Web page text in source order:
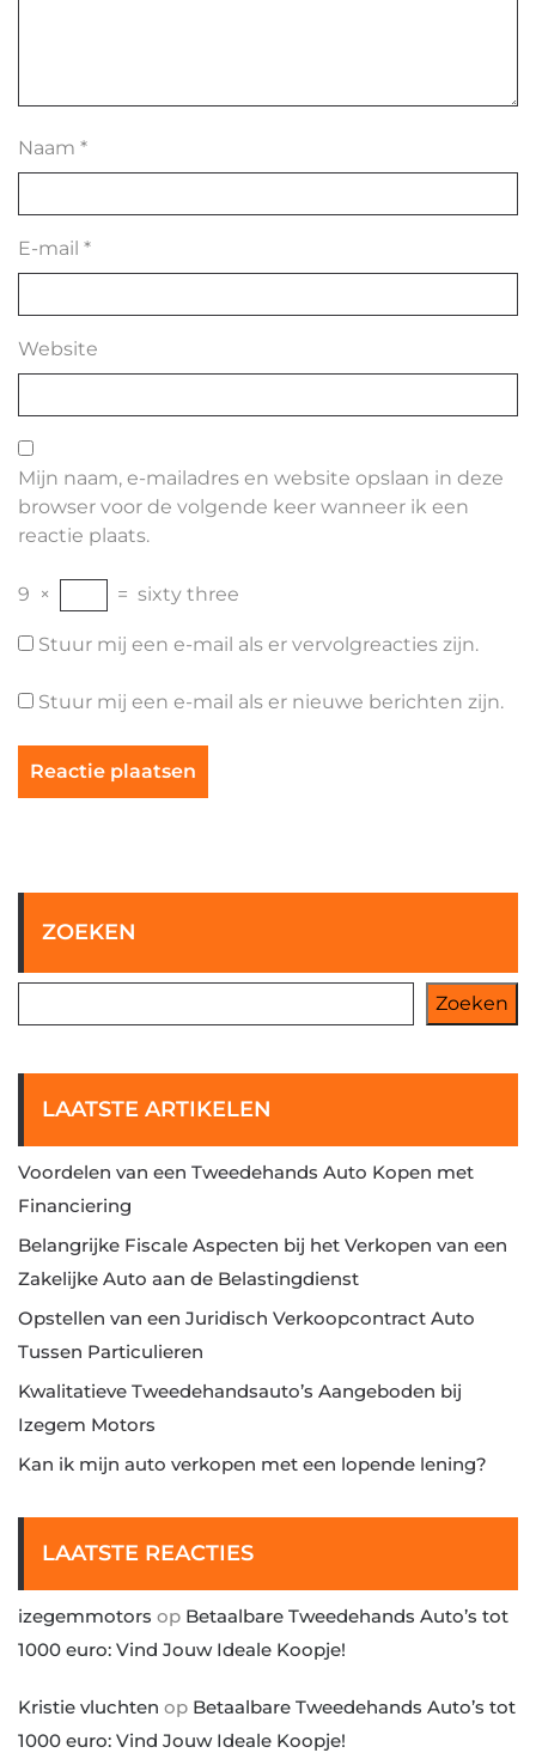
Naam *
E-mail *
Website
Mijn naam, e-mailadres en website opslaan in deze
browser voor de volgende keer wanneer ik een
reactie plaats.
9 × = sixty three
Stuur mij een e-mail als er vervolgreacties zijn.
Stuur mij een e-mail als er nieuwe berichten zijn.
ZOEKEN
Zoeken
LAATSTE ARTIKELEN
Voordelen van een Tweedehands Auto Kopen met
Financiering
Belangrijke Fiscale Aspecten bij het Verkopen van een
Zakelijke Auto aan de Belastingdienst
Opstellen van een Juridisch Verkoopcontract Auto
Tussen Particulieren
Kwalitatieve Tweedehandsauto’s Aangeboden bij
Izegem Motors
Kan ik mijn auto verkopen met een lopende lening?
LAATSTE REACTIES
izegemmotors op Betaalbare Tweedehands Auto’s tot
1000 euro: Vind Jouw Ideale Koopje!
Kristie vluchten op Betaalbare Tweedehands Auto’s tot
1000 euro: Vind Jouw Ideale Koopje!